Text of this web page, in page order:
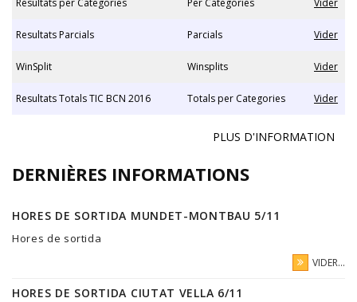
Resultats per Categories Per Categories Vider
Resultats Parcials Parcials Vider
WinSplit Winsplits Vider
Resultats Totals TIC BCN 2016 Totals per Categories Vider
PLUS D'INFORMATION
DERNIÈRES INFORMATIONS
HORES DE SORTIDA MUNDET-MONTBAU 5/11
Hores de sortida
VIDER...
HORES DE SORTIDA CIUTAT VELLA 6/11